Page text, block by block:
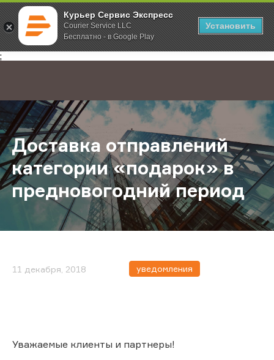
Курьер Сервис Экспресс
Courier Service LLC
Бесплатно - в Google Play
Установить
;
Главная О компании Новости Доставка отправлений
Доставка отправлений
категории «подарок» в
предновогодний период
11 декабря, 2018 уведомления
Уважаемые клиенты и партнеры!